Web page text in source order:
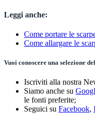
Leggi anche:
Come portare le
Come allargare le
Vuoi conoscere una selezione
Iscriviti alla nostra
Siamo anche su
le fonti preferite;
Seguici su Facebook,